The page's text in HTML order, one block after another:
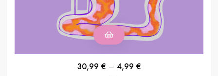
4,99 €
–
30,99 €